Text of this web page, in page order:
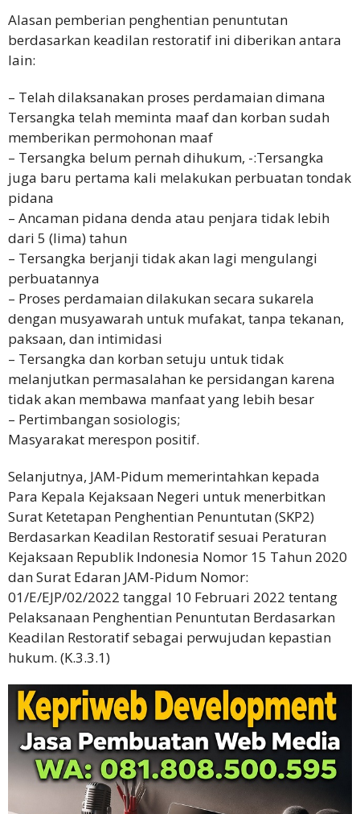
Alasan pemberian penghentian penuntutan
berdasarkan keadilan restoratif ini diberikan antara
lain:
– Telah dilaksanakan proses perdamaian dimana
Tersangka telah meminta maaf dan korban sudah
memberikan permohonan maaf
– Tersangka belum pernah dihukum, -:Tersangka
juga baru pertama kali melakukan perbuatan tondak
pidana
– Ancaman pidana denda atau penjara tidak lebih
dari 5 (lima) tahun
– Tersangka berjanji tidak akan lagi mengulangi
perbuatannya
– Proses perdamaian dilakukan secara sukarela
dengan musyawarah untuk mufakat, tanpa tekanan,
paksaan, dan intimidasi
– Tersangka dan korban setuju untuk tidak
melanjutkan permasalahan ke persidangan karena
tidak akan membawa manfaat yang lebih besar
– Pertimbangan sosiologis;
Masyarakat merespon positif.
Selanjutnya, JAM-Pidum memerintahkan kepada
Para Kepala Kejaksaan Negeri untuk menerbitkan
Surat Ketetapan Penghentian Penuntutan (SKP2)
Berdasarkan Keadilan Restoratif sesuai Peraturan
Kejaksaan Republik Indonesia Nomor 15 Tahun 2020
dan Surat Edaran JAM-Pidum Nomor:
01/E/EJP/02/2022 tanggal 10 Februari 2022 tentang
Pelaksanaan Penghentian Penuntutan Berdasarkan
Keadilan Restoratif sebagai perwujudan kepastian
hukum. (K.3.3.1)